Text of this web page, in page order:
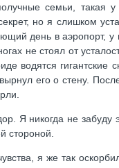
семьи, такая
но я слишком
день в аэропорт,
не стоял от
водятся гигантские
его о стену.
Я никогда не
стороной.
я же так